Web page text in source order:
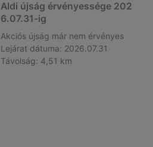
Aldi újság érvényessége 202
6.07.31-ig
Akciós újság már nem érvényes
Lejárat dátuma: 2026.07.31
Távolság: 4,51 km